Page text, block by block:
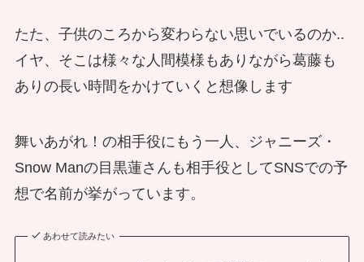
たた、子供のころから変わらない思いでいるのか..
イヤ、そこは様々な人間模様もありながら葛藤も
ありの長い時間をかけていくと想像します
舞いあがれ！の相手役にもう一人、ジャニーズ・
Snow Manの目黒蓮さんも相手役としてSNSでの予
想で名前が挙がっています。
あわせて読みたい